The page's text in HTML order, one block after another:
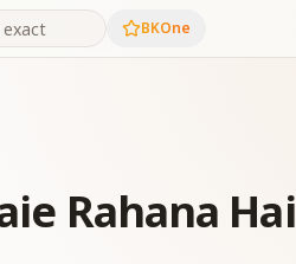
BKOne
Rahana Hai